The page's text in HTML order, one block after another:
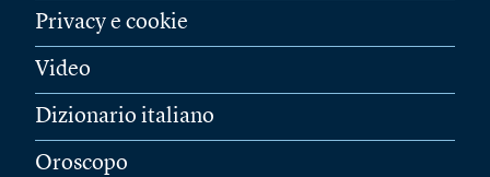
Privacy e cookie
Video
Dizionario italiano
Oroscopo